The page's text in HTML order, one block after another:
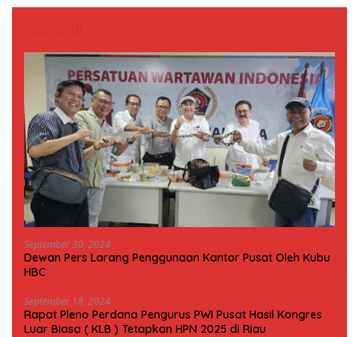
September 30, 2024
Dewan Pers Larang Penggunaan Kantor Pusat Oleh Kubu
HBC
September 18, 2024
Rapat Pleno Perdana Pengurus PWI Pusat Hasil Kongres
Luar Biasa ( KLB ) Tetapkan HPN 2025 di Riau